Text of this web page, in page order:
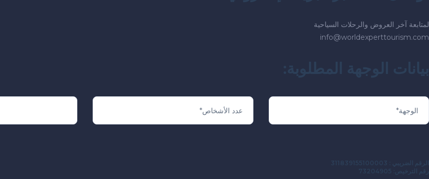
لمتابعة آخر العروض والرحلات السياحية
info@worldexperttourism.com
بيانات الوجهة المطلوبة:
الرقم الضريبي : 311839155100003
رقم الترخيص: 73204905